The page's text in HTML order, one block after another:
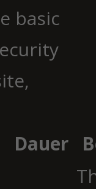
basic
Dauer